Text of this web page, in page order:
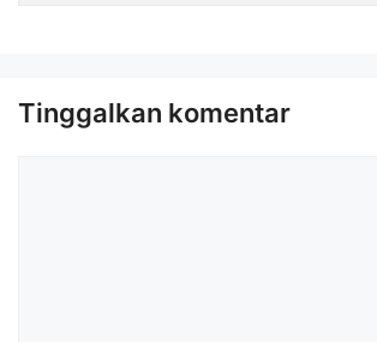
Tinggalkan komentar